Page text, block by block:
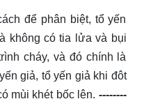
để phân biệt, tổ yến
không có tia lửa và bụi
cháy, và đó chính là
giả, tổ yến giả khi đôt
mùi khét bốc lên. --------